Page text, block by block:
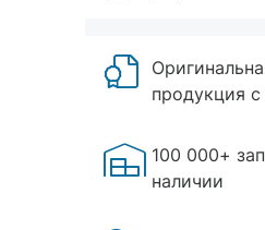
продукция с
100 000+
наличии